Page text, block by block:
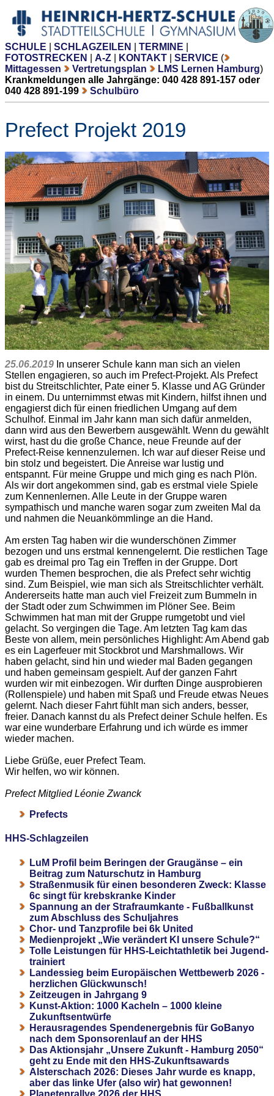
SCHULE SCHLAGZEILEN TERMINE
FOTOSTRECKEN
A-Z KONTAKT SERVICE (
Mittagessen
Vertretungsplan LMS Lernen Hamburg)
Krankmeldungen alle Jahrgänge: 040 428 891-157 oder
040 428 891-199
Schulbüro
Prefect Projekt 2019
25.06.2019 In unserer Schule kann man sich an vielen
Stellen engagieren, so auch im Prefect-Projekt. Als Prefect
bist du Streitschlichter, Pate einer 5. Klasse und AG Gründer
in einem. Du unternimmst etwas mit Kindern, hilfst ihnen und
engagierst dich für einen friedlichen Umgang auf dem
Schulhof. Einmal im Jahr kann man sich dafür anmelden,
dann wird aus den Bewerbern ausgewählt. Wenn du gewählt
wirst, hast du die große Chance, neue Freunde auf der
Prefect-Reise kennenzulernen. Ich war auf dieser Reise und
bin stolz und begeistert. Die Anreise war lustig und
entspannt. Für meine Gruppe und mich ging es nach Plön.
Als wir dort angekommen sind, gab es erstmal viele Spiele
zum Kennenlernen. Alle Leute in der Gruppe waren
sympathisch und manche waren sogar zum zweiten Mal da
und nahmen die Neuankömmlinge an die Hand.
Am ersten Tag haben wir die wunderschönen Zimmer
bezogen und uns erstmal kennengelernt. Die restlichen Tage
gab es dreimal pro Tag ein Treffen in der Gruppe. Dort
wurden Themen besprochen, die als Prefect sehr wichtig
sind. Zum Beispiel, wie man sich als Streitschlichter verhält.
Andererseits hatte man auch viel Freizeit zum Bummeln in
der Stadt oder zum Schwimmen im Plöner See. Beim
Schwimmen hat man mit der Gruppe rumgetobt und viel
gelacht. So vergingen die Tage. Am letzten Tag kam das
Beste von allem, mein persönliches Highlight: Am Abend gab
es ein Lagerfeuer mit Stockbrot und Marshmallows. Wir
haben gelacht, sind hin und wieder mal Baden gegangen
und haben gemeinsam gespielt. Auf der ganzen Fahrt
wurden wir mit einbezogen. Wir durften Dinge ausprobieren
(Rollenspiele) und haben mit Spaß und Freude etwas Neues
gelernt. Nach dieser Fahrt fühlt man sich anders, besser,
freier. Danach kannst du als Prefect deiner Schule helfen. Es
war eine wunderbare Erfahrung und ich würde es immer
wieder machen.
Liebe Grüße, euer Prefect Team.
Wir helfen, wo wir können.
Prefect Mitglied Léonie Zwanck
Prefects
HHS-Schlagzeilen
LuM Profil beim Beringen der Graugänse – ein
Beitrag zum Naturschutz in Hamburg
Straßenmusik für einen besonderen Zweck: Klasse
6c singt für krebskranke Kinder
Spannung an der Strafraumkante - Fußballkunst
zum Abschluss des Schuljahres
Chor- und Tanzprofile bei 6k United
Medienprojekt „Wie verändert KI unsere Schule?“
Tolle Leistungen für HHS-Leichtathletik bei Jugend-
trainiert
Landessieg beim Europäischen Wettbewerb 2026 -
herzlichen Glückwunsch!
Zeitzeugen in Jahrgang 9
Kunst-Aktion: 1000 Kacheln – 1000 kleine
Zukunftsentwürfe
Herausragendes Spendenergebnis für GoBanyo
nach dem Sponsorenlauf an der HHS
Das Aktionsjahr „Unsere Zukunft - Hamburg 2050“
geht zu Ende mit den HHS-Zukunftsawards
Alsterschach 2026: Dieses Jahr wurde es knapp,
aber das linke Ufer (also wir) hat gewonnen!
Planetenrallye 2026 der HHS